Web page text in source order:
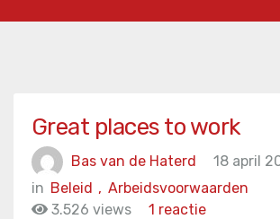
Great places to work
Bas van de Haterd
18 april
in
Arbeidsvoorwaarden
Beleid ,
3.526 views
1 reactie